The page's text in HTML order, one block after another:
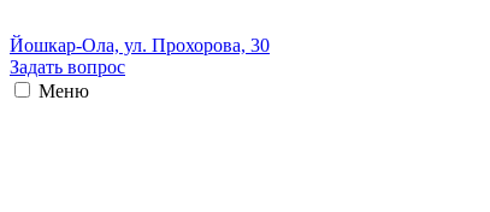
Йошкар-Ола, ул. Прохорова, 30
Задать вопрос
Меню